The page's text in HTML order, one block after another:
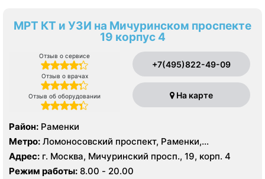
МРТ КТ и УЗИ на Мичуринском проспекте
19 корпус 4
Отзыв о сервисе
Отзыв о врачах
Отзыв об оборудовании
+7(495)822-49-09
На карте
Район: Раменки
Метро: Ломоносовский проспект, Раменки,
Мичуринский проспект
Адрес: г. Москва, Мичуринский просп., 19, корп. 4
Режим работы: 8.00 - 20.00